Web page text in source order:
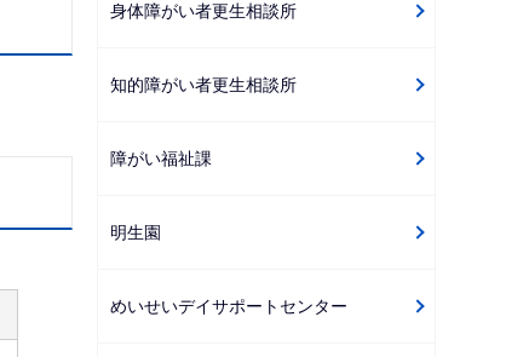
ョ
こ
か
身体障がい者更生相談所
知的障がい者更生相談所
障がい福祉課
明生園
めいせいデイサポートセンター